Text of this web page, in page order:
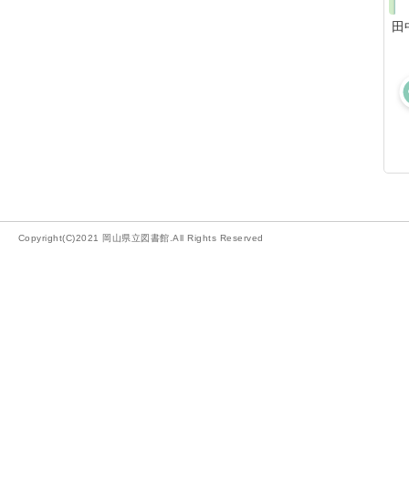
田
Copyright(C)2021 岡山県立図書館.All Rights Reserved